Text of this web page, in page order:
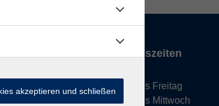
Öffnungszeiten
Montag bis Freitag
Montag bis Mittwoch
akzeptieren und schließen